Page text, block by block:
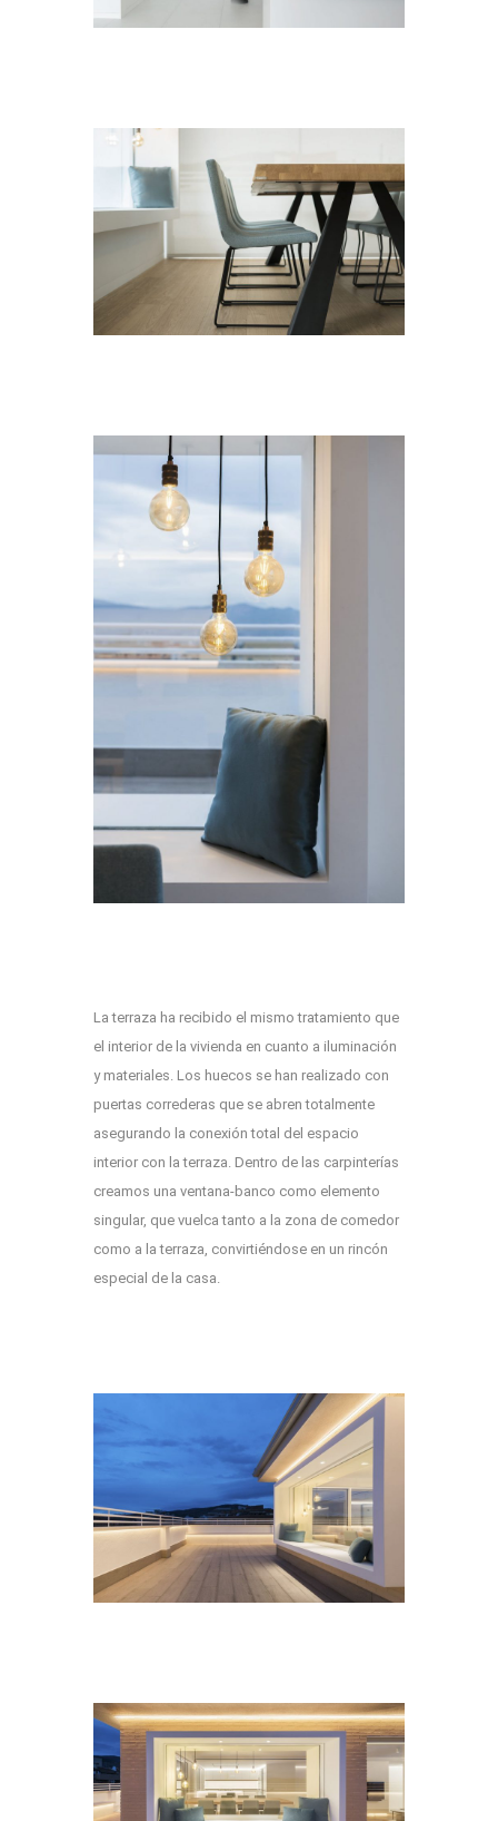
La terraza ha recibido el mismo tratamiento que
el interior de la vivienda en cuanto a iluminación
y materiales. Los huecos se han realizado con
puertas correderas que se abren totalmente
asegurando la conexión total del espacio
interior con la terraza. Dentro de las carpinterías
creamos una ventana-banco como elemento
singular, que vuelca tanto a la zona de comedor
como a la terraza, convirtiéndose en un rincón
especial de la casa.